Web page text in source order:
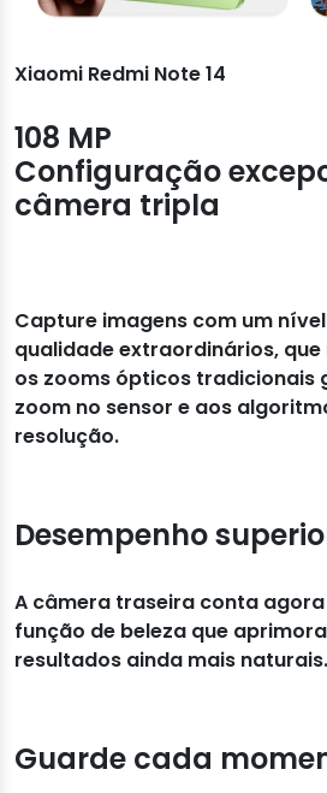
Xiaomi Redmi Note 14
108 MP
Configuração
câmera tripla
Capture imagens com um
qualidade extraordinários,
os zooms ópticos tradicionais
zoom no sensor e aos
resolução.
Desempenho
A câmera traseira conta
função de beleza que
resultados ainda mais naturais.
Guarde cada